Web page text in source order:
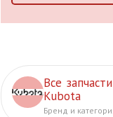
Все
Kubota
Бренд и